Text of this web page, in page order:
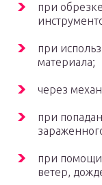
при
при
материала;
через
при
при помощи
ветер,